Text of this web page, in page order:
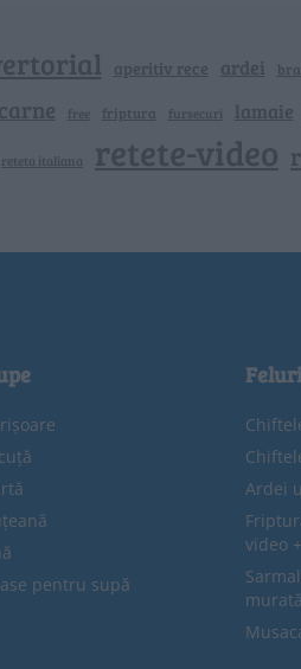
aperitiv rece ardei
free friptura fursecuri lamaie
reteta italiana retete-video
pentru supă
Ardei
video